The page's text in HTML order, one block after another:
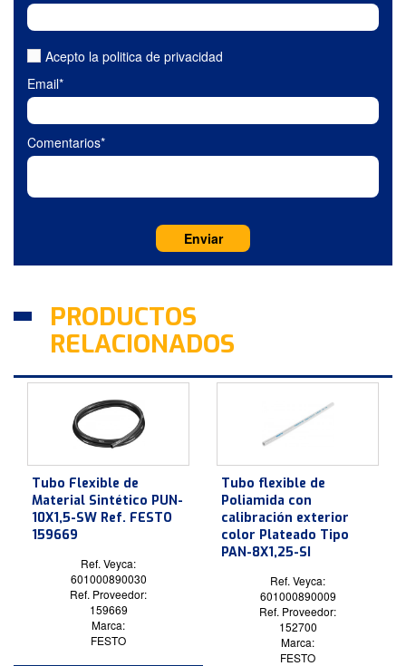
Acepto la politica de privacidad
Email*
Comentarios*
PRODUCTOS
RELACIONADOS
Tubo Flexible de
Material Sintético PUN-
10X1,5-SW Ref. FESTO
159669
Ref. Veyca:
601000890030
Ref. Proveedor:
159669
Marca:
FESTO
Tubo flexible de
Poliamida con
calibración exterior
color Plateado Tipo
PAN-8X1,25-SI
Ref. Veyca:
601000890009
Ref. Proveedor:
152700
Marca:
FESTO